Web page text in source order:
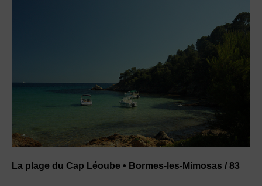
La plage du Cap Léoube • Bormes-les-Mimosas / 83